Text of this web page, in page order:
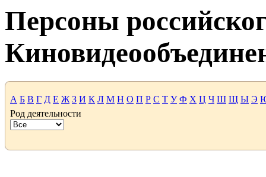
Персоны
А Б В Г Д Е Ж З И К Л М Н О П Р С Т У Ф Х Ц Ч Ш Щ Ы Э
Род деятельности